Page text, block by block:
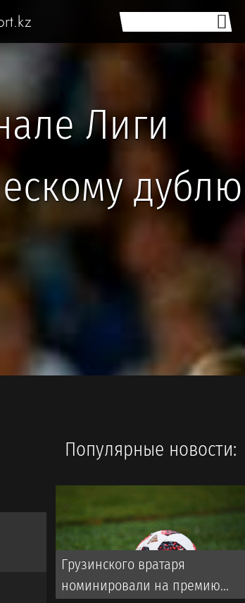
Лиги
дублю
Популярные новости:
Грузинского вратаря
номинировали на премию